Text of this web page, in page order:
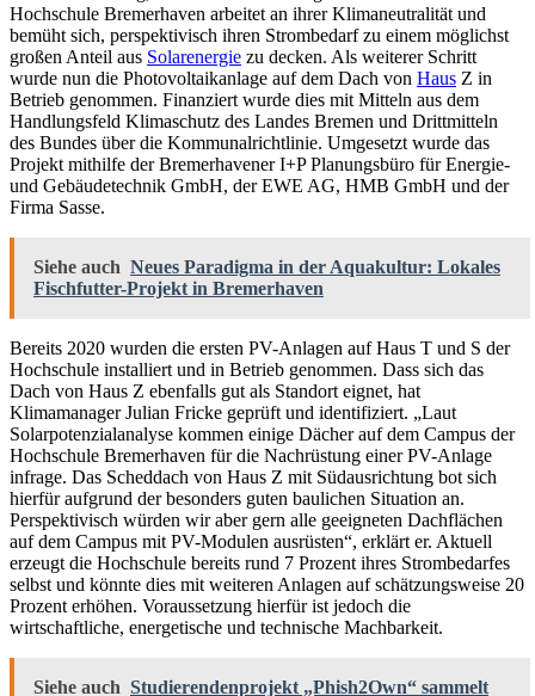
Hochschule Bremerhaven arbeitet an ihrer Klimaneutralität und
bemüht sich, perspektivisch ihren Strombedarf zu einem möglichst
großen Anteil aus Solarenergie zu decken. Als weiterer Schritt
wurde nun die Photovoltaikanlage auf dem Dach von Haus Z in
Betrieb genommen. Finanziert wurde dies mit Mitteln aus dem
Handlungsfeld Klimaschutz des Landes Bremen und Drittmitteln
des Bundes über die Kommunalrichtlinie. Umgesetzt wurde das
Projekt mithilfe der Bremerhavener I+P Planungsbüro für Energie-
und Gebäudetechnik GmbH, der EWE AG, HMB GmbH und der
Firma Sasse.
Siehe auch Neues Paradigma in der Aquakultur: Lokales
Fischfutter-Projekt in Bremerhaven
Bereits 2020 wurden die ersten PV-Anlagen auf Haus T und S der
Hochschule installiert und in Betrieb genommen. Dass sich das
Dach von Haus Z ebenfalls gut als Standort eignet, hat
Klimamanager Julian Fricke geprüft und identifiziert. „Laut
Solarpotenzialanalyse kommen einige Dächer auf dem Campus der
Hochschule Bremerhaven für die Nachrüstung einer PV-Anlage
infrage. Das Scheddach von Haus Z mit Südausrichtung bot sich
hierfür aufgrund der besonders guten baulichen Situation an.
Perspektivisch würden wir aber gern alle geeigneten Dachflächen
auf dem Campus mit PV-Modulen ausrüsten“, erklärt er. Aktuell
erzeugt die Hochschule bereits rund 7 Prozent ihres Strombedarfes
selbst und könnte dies mit weiteren Anlagen auf schätzungsweise 20
Prozent erhöhen. Voraussetzung hierfür ist jedoch die
wirtschaftliche, energetische und technische Machbarkeit.
Siehe auch Studierendenprojekt „Phish2Own“ sammelt